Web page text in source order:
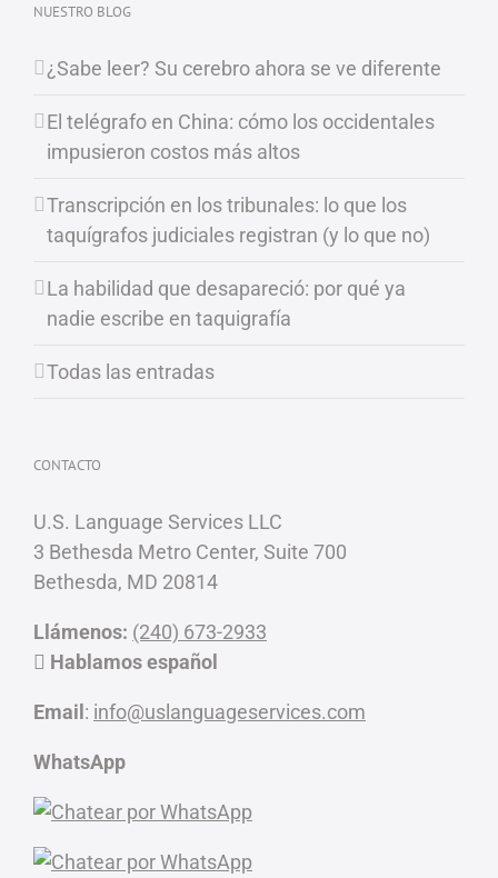
NUESTRO BLOG
¿Sabe leer? Su cerebro ahora se ve diferente
El telégrafo en China: cómo los occidentales
impusieron costos más altos
Transcripción en los tribunales: lo que los
taquígrafos judiciales registran (y lo que no)
La habilidad que desapareció: por qué ya
nadie escribe en taquigrafía
Todas las entradas
CONTACTO
U.S. Language Services LLC
3 Bethesda Metro Center, Suite 700
Bethesda, MD 20814
Llámenos: (240) 673-2933
Hablamos español
Email : info@uslanguageservices.com
WhatsApp